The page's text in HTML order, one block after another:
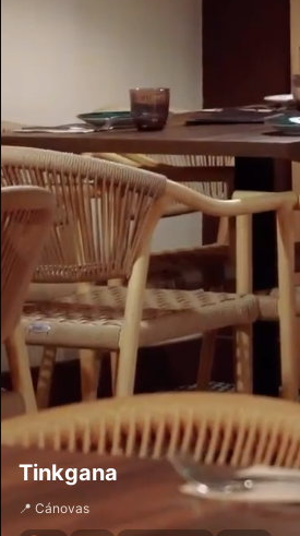
Tinkgana
📍 Cánovas